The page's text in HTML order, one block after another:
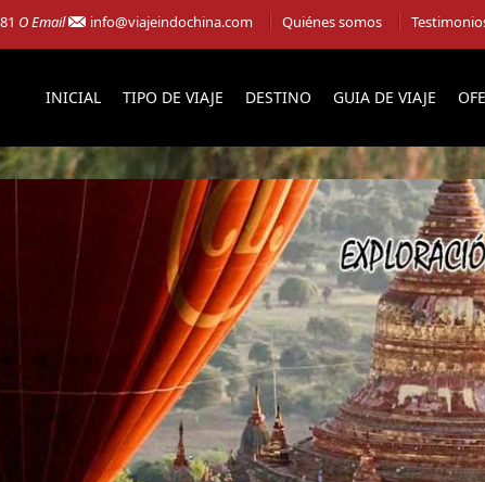
O Email info@viajeindochina.com Quiénes somos
INICIAL TIPO DE VIAJE DESTINO GUIA DE VIAJE